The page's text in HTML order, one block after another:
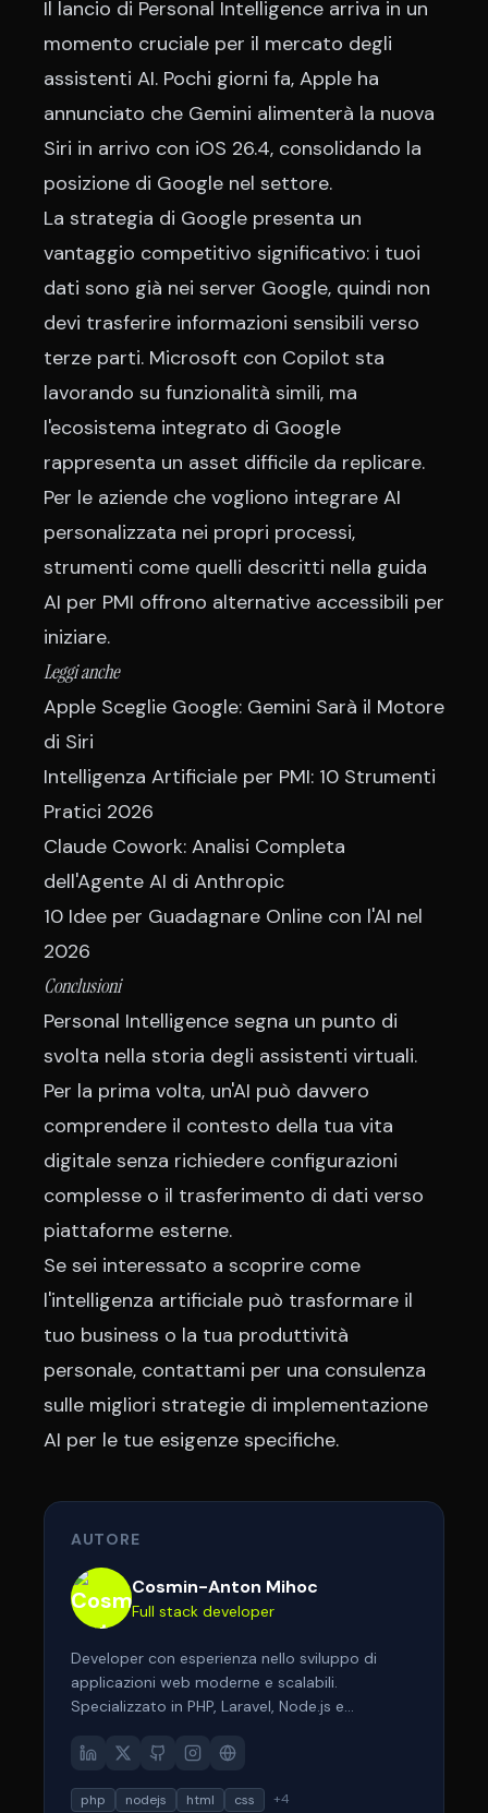
Il lancio di Personal Intelligence arriva in un
momento cruciale per il mercato degli
assistenti AI. Pochi giorni fa, Apple ha
annunciato che Gemini alimenterà la nuova
Siri in arrivo con iOS 26.4, consolidando la
posizione di Google nel settore.
La strategia di Google presenta un
vantaggio competitivo significativo: i tuoi
dati sono già nei server Google, quindi non
devi trasferire informazioni sensibili verso
terze parti. Microsoft con Copilot sta
lavorando su funzionalità simili, ma
l'ecosistema integrato di Google
rappresenta un asset difficile da replicare.
Per le aziende che vogliono integrare AI
personalizzata nei propri processi,
strumenti come quelli descritti nella guida
AI per PMI offrono alternative accessibili per
iniziare.
Leggi anche
Apple Sceglie Google: Gemini Sarà il Motore
di Siri
Intelligenza Artificiale per PMI: 10 Strumenti
Pratici 2026
Claude Cowork: Analisi Completa
dell'Agente AI di Anthropic
10 Idee per Guadagnare Online con l'AI nel
2026
Conclusioni
Personal Intelligence segna un punto di
svolta nella storia degli assistenti virtuali.
Per la prima volta, un'AI può davvero
comprendere il contesto della tua vita
digitale senza richiedere configurazioni
complesse o il trasferimento di dati verso
piattaforme esterne.
Se sei interessato a scoprire come
l'intelligenza artificiale può trasformare il
tuo business o la tua produttività
personale, contattami per una consulenza
sulle migliori strategie di implementazione
AI per le tue esigenze specifiche.
AUTORE
Cosmin-Anton Mihoc
Full stack developer
Developer con esperienza nello sviluppo di
applicazioni web moderne e scalabili.
Specializzato in PHP, Laravel, Node.js e
Appassionato di architetture pulite,
professionisti a trasformare le loro idee in
php nodejs html css +4